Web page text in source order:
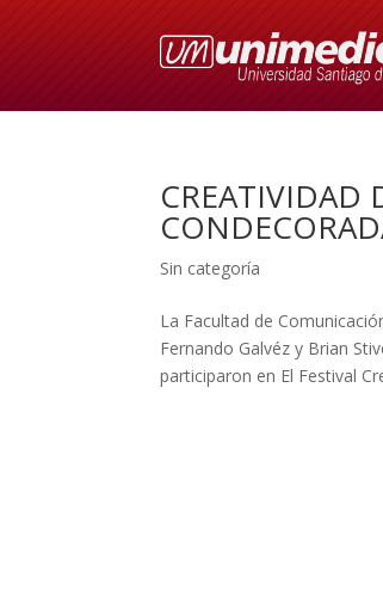
CREATIVIDAD
Sin categoría
La Facultad de
Fernando Galvéz y Brian
participaron en El Festival